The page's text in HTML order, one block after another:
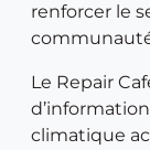
renforcer le
Le Repair
climatique